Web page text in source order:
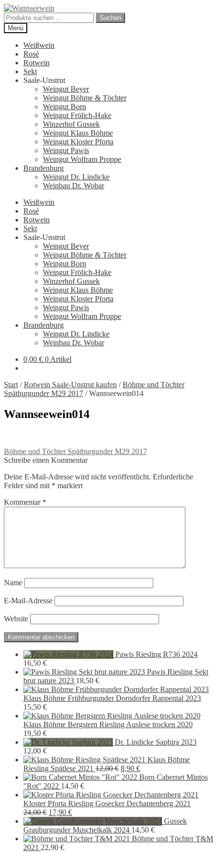
Zur
Navigation
springen
Zum
Inhalt
springen
Suchen
nach:
Suchen
Menü
Weißwein
Rosé
Rotwein
Sekt
Saale-Unstrut
Weingut Beyer
Weingut Böhme & Töchter
Weingut Born
Weingut Frölich-Hake
Winzerhof Gussek
Weingut Klaus Böhme
Weingut Kloster Pforta
Weingut Pawis
Weingut Wolfram Proppe
Brandenburg
Weingut Dr. Lindicke
Weinbau Dr. Wobar
Weißwein
Rosé
Rotwein
Sekt
Saale-Unstrut
Weingut Beyer
Weingut Böhme & Töchter
Weingut Born
Weingut Frölich-Hake
Winzerhof Gussek
Weingut Klaus Böhme
Weingut Kloster Pforta
Weingut Pawis
Weingut Wolfram Proppe
Brandenburg
Weingut Dr. Lindicke
Weinbau Dr. Wobar
0,00 € 0 Artikel
Start /Rotwein Saale-Unstrut kaufen /Böhme und Töchter
Spätburgunder M29 2017 /Wannseewein014
Wannseewein014
Beitragsnavigation
Vorheriger
Beitrag:
Böhme und Töchter Spätburgunder M29 2017
Schreibe einen Kommentar
Deine E-Mail-Adresse wird nicht veröffentlicht. Erforderliche
Felder sind mit * markiert
Kommentar *
Name
E-Mail-Adresse
Website
Pawis Riesling R736 2024
16,50 €
Pawis Riesling Sekt
brut nature 2023 18,50 €
Klaus Böhme Frühburgunder Dorndorfer Rappental 2023
15,50 €
Klaus Böhme Bergstern Riesling Auslese trocken 2020
19,50 €
Dr. Lindicke Saphira 2023
12,00 €
Klaus Böhme
Riesling Spätlese 2021 12,00€ Ursprünglicher
Preis
12,00 €
8,90 €Aktueller
Preis
8,90 €.
Born Cabernet Mintos
"Rot" 2022 14,50 €
Kloster Pforta Riesling Gosecker Dechantenberg 2021
24,00€ Ursprünglicher
Preis
war:
24,00 €
17,90 €Aktueller
Preis
ist:
17,90 €.
Gussek
Grauburgunder Muschelkalk 2024 14,50 €
Böhme und Töchter T&M
2021 22,90 €